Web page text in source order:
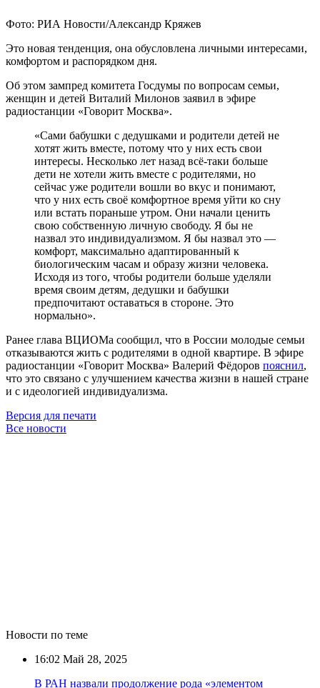
Фото: РИА Новости/Александр Кряжев
Это новая тенденция, она обусловлена личными интересами,
комфортом и распорядком дня.
Об этом зампред комитета Госдумы по вопросам семьи,
женщин и детей Виталий Милонов заявил в эфире
радиостанции «Говорит Москва».
«Сами бабушки с дедушками и родители детей не
хотят жить вместе, потому что у них есть свои
интересы. Несколько лет назад всё-таки больше
дети не хотели жить вместе с родителями, но
сейчас уже родители вошли во вкус и понимают,
что у них есть своё комфортное время уйти ко сну
или встать пораньше утром. Они начали ценить
свою собственную личную свободу. Я бы не
назвал это индивидуализмом. Я бы назвал это —
комфорт, максимально адаптированный к
биологическим часам и образу жизни человека.
Исходя из того, чтобы родители больше уделяли
время своим детям, дедушки и бабушки
предпочитают оставаться в стороне. Это
нормально».
Ранее глава ВЦИОМа сообщил, что в России молодые семьи
отказываются жить с родителями в одной квартире. В эфире
радиостанции «Говорит Москва» Валерий Фёдоров пояснил,
что это связано с улучшением качества жизни в нашей стране
и с идеологией индивидуализма.
Версия для печати
Все новости
Новости по теме
16:02 Май 28, 2025
В РАН назвали продолжение рода «элементом